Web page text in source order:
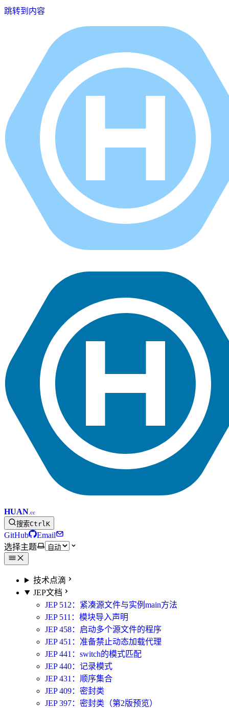
跳转到内容
HUAN .cc
搜索CtrlK
GitHub
Email
选择主题
技术点滴
JEP文档
JEP 512：紧凑源文件与实例main方法
JEP 511：模块导入声明
JEP 458：启动多个源文件的程序
JEP 451：准备禁止动态加载代理
JEP 441：switch的模式匹配
JEP 440：记录模式
JEP 431：顺序集合
JEP 409：密封类
JEP 397：密封类（第2版预览）